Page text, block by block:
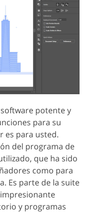
potente y
para su
es para usted.
del programa de
que ha sido
como para
Es parte de la suite
y programas